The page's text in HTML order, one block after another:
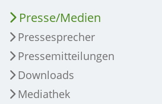
Presse/Medien
Pressesprecher
Pressemitteilungen
Downloads
Mediathek